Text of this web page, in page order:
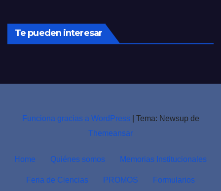
Te pueden interesar
Funciona gracias a WordPress
Tema: Newsup de
Themeansar
Home Quiénes somos Memorias Institucionales
Feria de Ciencias PROMOS Formularios